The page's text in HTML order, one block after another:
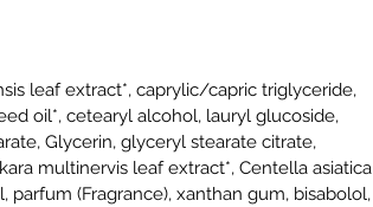
leaf extract*, caprylic/capric triglyceride,
oil*, cetearyl alcohol, lauryl glucoside,
Glycerin, glyceryl stearate citrate,
multinervis leaf extract*, Centella asiatica
(Fragrance), xanthan gum, bisabolol,